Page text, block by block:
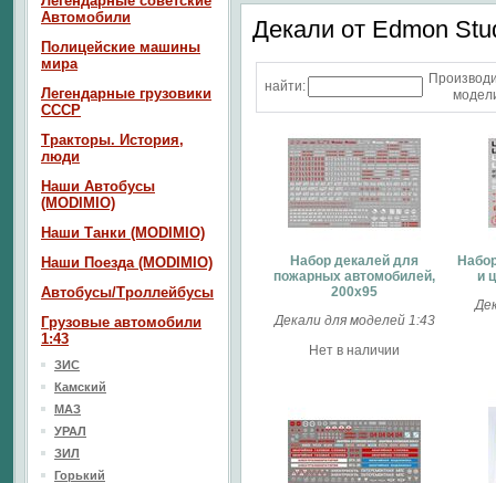
Декали от Edmon
найти:
Набор декалей для
пожарных автомобилей,
200x95
Декали для моделей 1:43
Нет в наличии
и
Автомобили
Полицейские машины
мира
Легендарные грузовики
СССР
Тракторы. История,
люди
Наши Автобусы
(MODIMIO)
Наши Танки (MODIMIO)
Наши Поезда (MODIMIO)
Автобусы/Троллейбусы
Грузовые автомобили
1:43
ЗИС
Камский
МАЗ
УРАЛ
ЗИЛ
Горький